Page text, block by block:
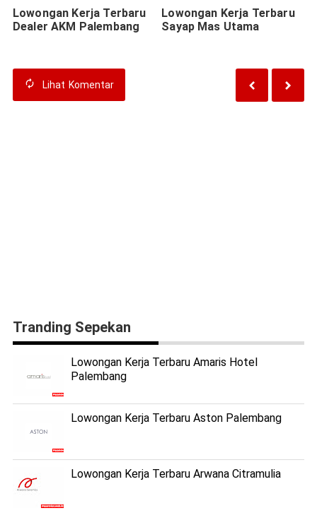
Lowongan Kerja Terbaru
Dealer AKM Palembang
Lowongan Kerja Terbaru
Sayap Mas Utama
Lihat Komentar
Tranding Sepekan
Lowongan Kerja Terbaru Amaris Hotel
Palembang
Lowongan Kerja Terbaru Aston Palembang
Lowongan Kerja Terbaru Arwana Citramulia